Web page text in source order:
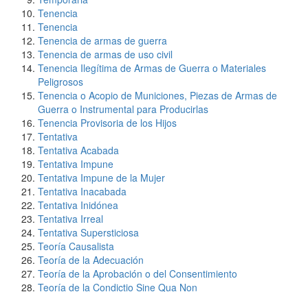
Tenencia
Tenencia
Tenencia de armas de guerra
Tenencia de armas de uso civil
Tenencia Ilegítima de Armas de Guerra o Materiales
Peligrosos
Tenencia o Acopio de Municiones, Piezas de Armas de
Guerra o Instrumental para Producirlas
Tenencia Provisoria de los Hijos
Tentativa
Tentativa Acabada
Tentativa Impune
Tentativa Impune de la Mujer
Tentativa Inacabada
Tentativa Inidónea
Tentativa Irreal
Tentativa Supersticiosa
Teoría Causalista
Teoría de la Adecuación
Teoría de la Aprobación o del Consentimiento
Teoría de la Condictio Sine Qua Non